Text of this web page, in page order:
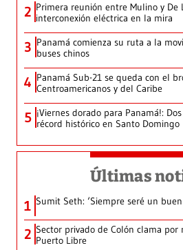
2 Primera reunión entre Mulino y De
interconexión eléctrica en la mira
3 Panamá comienza su ruta a la
buses chinos
4 Panamá Sub-21 se queda con el
Centroamericanos y del Caribe
5 ¡Viernes dorado para Panamá!:
récord histórico en Santo Domingo
Últimas
1 Sumit Seth: ‘Siempre seré un
2 Sector privado de Colón clama por
Puerto Libre